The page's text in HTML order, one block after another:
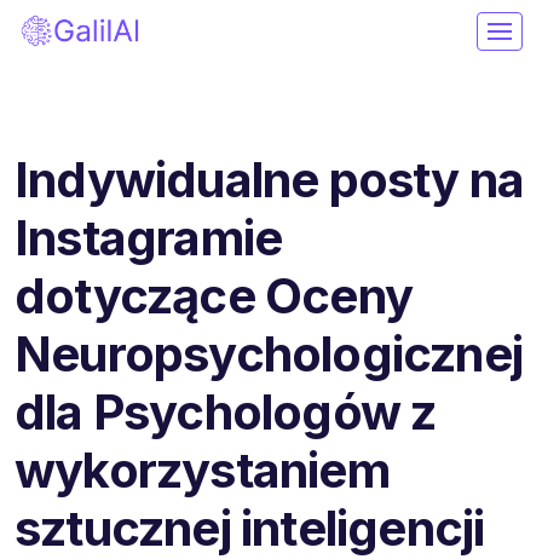
Indywidualne posty na
Instagramie
dotyczące Oceny
Neuropsychologicznej
dla Psychologów z
wykorzystaniem
sztucznej inteligencji